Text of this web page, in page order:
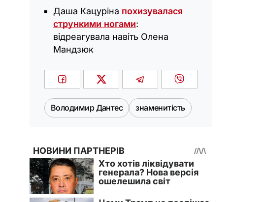
Даша Кацуріна похизувалася
стрункими ногами:
відреагувала навіть Олена
Мандзюк
Володимир Дантес знаменитість